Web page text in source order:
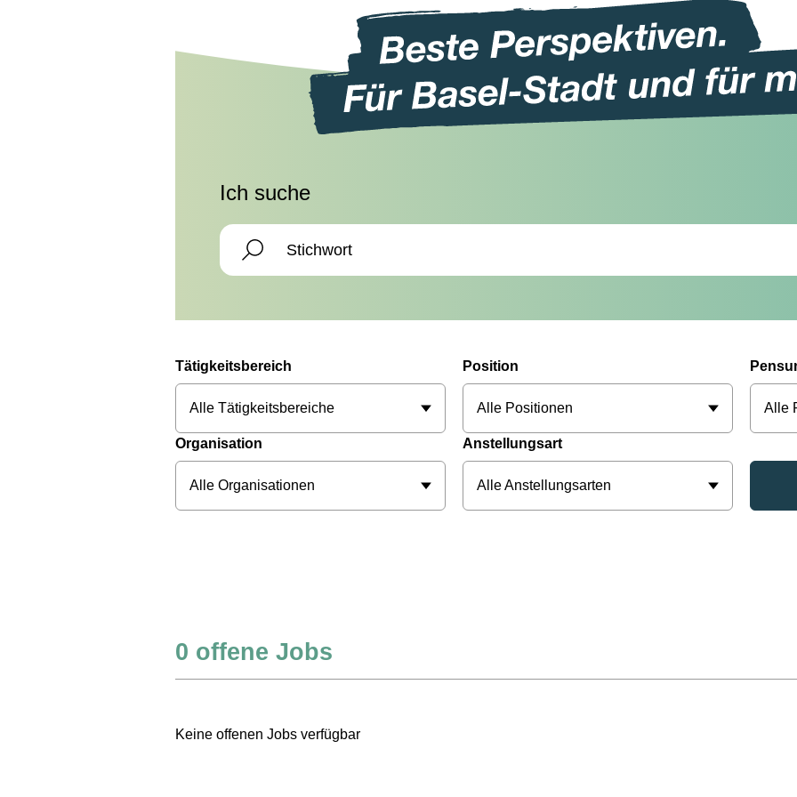
Ich suche
Tätigkeitsbereich
Alle Tätigkeitsbereiche
Position
Alle Positionen Alle
Organisation
Alle Organisationen
Anstellungsart
Alle Anstellungsarten
0 offene Jobs
Keine offenen Jobs verfügbar